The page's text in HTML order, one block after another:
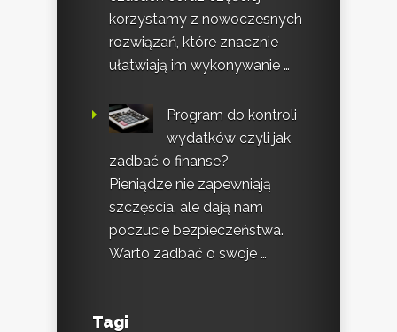
korzystamy z nowoczesnych
rozwiązań, które znacznie
ułatwiają im wykonywanie …
Program do kontroli
wydatków czyli jak
zadbać o finanse?
Pieniądze nie zapewniają
szczęścia, ale dają nam
poczucie bezpieczeństwa.
Warto zadbać o swoje …
Tagi